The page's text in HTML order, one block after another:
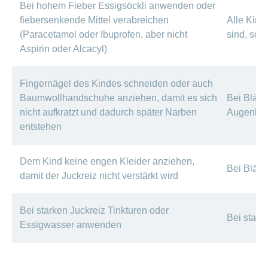
Bei hohem Fieber Essigsöckli anwenden oder
fiebersenkende Mittel verabreichen
(Paracetamol oder Ibuprofen, aber nicht
Aspirin oder Alcacyl)
Alle
sind,
Fingernägel des Kindes schneiden oder auch
Baumwollhandschuhe anziehen, damit es sich
nicht aufkratzt und dadurch später Narben
entstehen
Bei
Dem Kind keine engen Kleider anziehen,
damit der Juckreiz nicht verstärkt wird
Bei
Bei starken Juckreiz Tinkturen oder
Essigwasser anwenden
Bei